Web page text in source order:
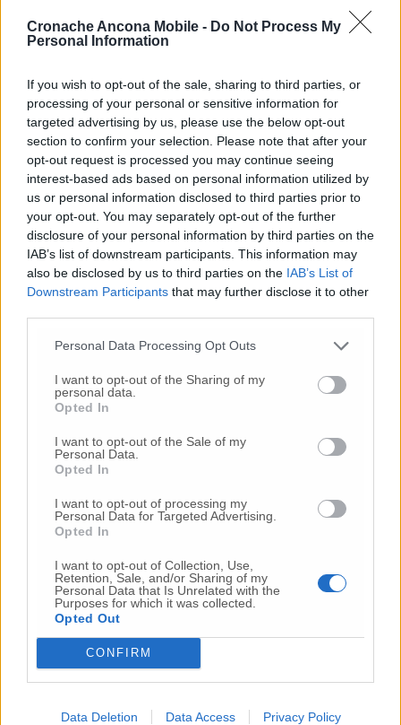
Cronache Ancona Mobile - Do Not Process My
Personal Information
If you wish to opt-out of the sale, sharing to third parties, or
processing of your personal or sensitive information for
targeted advertising by us, please use the below opt-out
section to confirm your selection. Please note that after your
opt-out request is processed you may continue seeing
interest-based ads based on personal information utilized by
us or personal information disclosed to third parties prior to
your opt-out. You may separately opt-out of the further
disclosure of your personal information by third parties on the
IAB’s list of downstream participants. This information may
also be disclosed by us to third parties on the IAB’s List of
Downstream Participants that may further disclose it to other
Personal Data Processing Opt Outs
I want to opt-out of the Sharing of my
personal data.
Opted In
I want to opt-out of the Sale of my
Personal Data.
Opted In
I want to opt-out of processing my
Personal Data for Targeted Advertising.
Opted In
I want to opt-out of Collection, Use,
Retention, Sale, and/or Sharing of my
Personal Data that Is Unrelated with the
Purposes for which it was collected.
Opted Out
CONFIRM
Data Deletion Data Access Privacy Policy
falla nelle tubature dell’impianto di
riscaldamento ha provocato l’allagamento dei
soffitto un pezzo di cartongesso, finito su un
fasciatoio, per fortuna vuoto.
Un’interrogazione del Pd parla di “reparti
fatiscenti, condizioni igienico sanitarie in
costante peggioramento, mancanza di
risonanza magnetica, presenza di blatte e
formiche”. “Da anni la giunta Acquaroli
minimizza”, rincara il consigliere del Pd
Antonio Mastrovincenzo».
Nel post del Pd si legge poi che:«E intanto,
nonostante i falsi annunci della giunta
Acquaroli, della nuova struttura a Torrette
non c’è ancora alcuna certezza. La sanità
pubblica è un diritto costituzionale, non una
si concentra su nomine, spot e inaugurazioni
vuote, i cittadini marchigiani fanno i conti
nonostante l’impegno degli operatori che vi
lavorano. Il Partito Democratico continuerà a
difendere la sanità pubblica, accessibile,
sicura e di qualità. La salute dei marchigiani
© RIPRODUZIONE RISERVATA
Vai alla home